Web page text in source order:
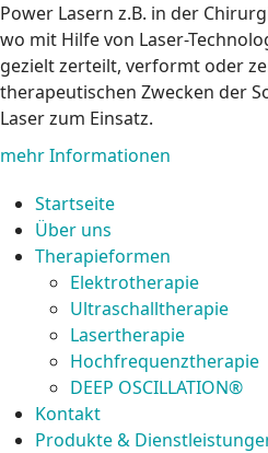
Power Lasern z.B. in der
wo mit Hilfe von Laser-
gezielt zerteilt, verformt oder
therapeutischen Zwecken der
Laser zum Einsatz.
mehr Informationen
Startseite
Über uns
Therapieformen
Elektrotherapie
Ultraschalltherapie
Lasertherapie
Hochfrequenztherapie
DEEP OSCILLATION®
Kontakt
Produkte &